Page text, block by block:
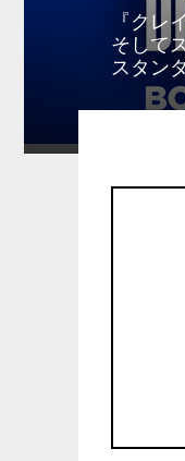
『クレ
そして
スタン